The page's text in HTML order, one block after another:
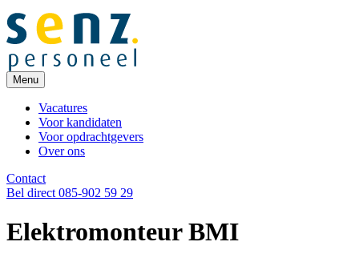
Menu
Vacatures
Voor kandidaten
Voor opdrachtgevers
Over ons
Contact
Bel direct 085-902 59 29
Elektromonteur BMI